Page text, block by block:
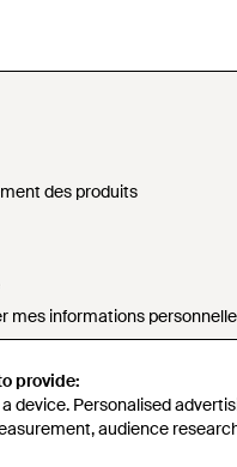
provide:
device. Personalised
audience
des produits
mes informations
moderne
responsable